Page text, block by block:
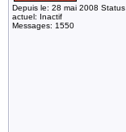
Depuis le: 28 mai 2008 Status
actuel: Inactif
Messages: 1550